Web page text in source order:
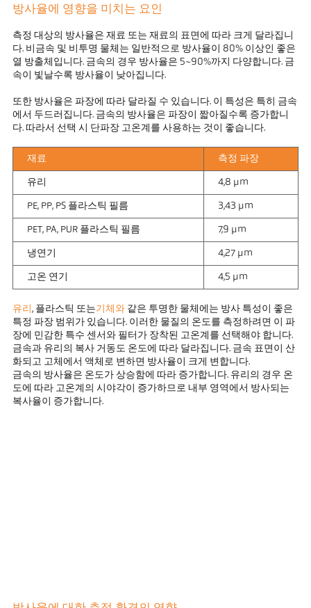
방사율에 영향을 미치는 요인
측정 대상의 방사율은 재료 또는 재료의 표면에 따라 크게 달라집니
다. 비금속 및 비투명 물체는 일반적으로 방사율이 80% 이상인 좋은
열 방출체입니다. 금속의 경우 방사율은 5~90%까지 다양합니다. 금
속이 빛날수록 방사율이 낮아집니다.
또한 방사율은 파장에 따라 달라질 수 있습니다. 이 특성은 특히 금속
에서 두드러집니다. 금속의 방사율은 파장이 짧아질수록 증가합니
다. 따라서 선택 시 단파장 고온계를 사용하는 것이 좋습니다.
재료 측정 파장
유리 4,8 µm
PE, PP, PS 플라스틱 필름 3,43 µm
PET, PA, PUR 플라스틱 필름 7,9 µm
냉연기 4,27 µm
고온 연기 4,5 µm
유리 , 플라스틱 또는기체와같은 투명한 물체에는 방사 특성이 좋은
특정 파장 범위가 있습니다. 이러한 물질의 온도를 측정하려면 이 파
장에 민감한 특수 센서와 필터가 장착된 고온계를 선택해야 합니다.
금속과 유리의 복사 거동도 온도에 따라 달라집니다. 금속 표면이 산
화되고 고체에서 액체로 변하면 방사율이 크게 변합니다.
금속의 방사율은 온도가 상승함에 따라 증가합니다. 유리의 경우 온
도에 따라 고온계의 시야각이 증가하므로 내부 영역에서 방사되는
복사율이 증가합니다.